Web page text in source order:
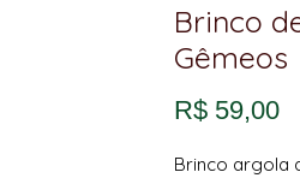
Brinco
Gêmeos
R$ 59,00
Brinco argola